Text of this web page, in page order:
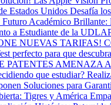
Estados Unidos Desafía
Futuro Académico
a Estudiante de la
NUEVAS TARIFAS!
perfecto para que
PATENTES AMENAZA
que estudiar?
Soluciones para
Tigres y América